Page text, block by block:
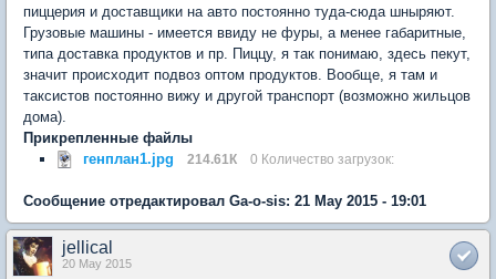
пиццерия и доставщики на авто постоянно туда-сюда шныряют.
Грузовые машины - имеется ввиду не фуры, а менее габаритные,
типа доставка продуктов и пр. Пиццу, я так понимаю, здесь пекут,
значит происходит подвоз оптом продуктов. Вообще, я там и
таксистов постоянно вижу и другой транспорт (возможно жильцов
дома).
Прикрепленные файлы
генплан1.jpg
214.61К 0 Количество загрузок:
Сообщение отредактировал Ga-o-sis: 21 May 2015 - 19:01
jellical
20 May 2015